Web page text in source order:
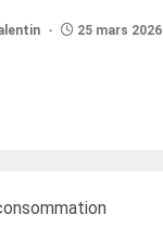
25 mars 2026